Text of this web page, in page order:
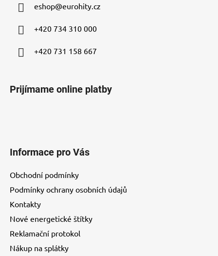
eshop@eurohity.cz
+420 734 310 000
+420 731 158 667
Prijímame online platby
Informace pro Vás
Obchodní podmínky
Podmínky ochrany osobních údajů
Kontakty
Nové energetické štítky
Reklamační protokol
Nákup na splátky